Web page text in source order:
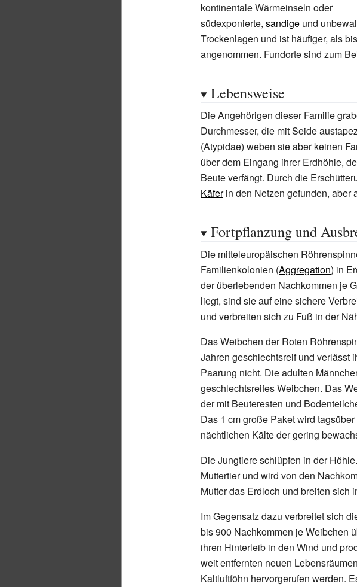
kontinentale Wärmeinseln oder
südexponierte, sandige und
Trockenlagen und ist häufiger, als
angenommen. Fundorte sind zum
Lebensweise
Die Angehörigen dieser Familie
Durchmesser, die mit Seide
(Atypidae) weben sie aber keinen
über dem Eingang ihrer Erdhöhle,
Beute verfängt. Durch die
Käferin den Netzen gefunden, aber
Fortpflanzung und
Die mitteleuropäischen
Familienkolonien (Aggregation) in
der überlebenden Nachkommen je
liegt, sind sie auf eine sichere
und verbreiten sich zu Fuß in der
Das Weibchen der Roten
Jahren geschlechtsreif und verlässt
Paarung nicht. Die adulten
geschlechtsreifes Weibchen. Das
der mit Beuteresten und
Das 1 cm große Paket wird
nächtlichen Kälte der gering
Die Jungtiere schlüpfen in der
Muttertier und wird von den
Mutter das Erdloch und breiten sich
Im Gegensatz dazu verbreitet sich
bis 900 Nachkommen je Weibchen
ihren Hinterleib in den Wind und
weit entfernten neuen
Kaltluftföhn hervorgerufen werden.